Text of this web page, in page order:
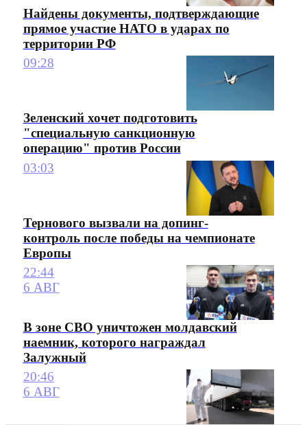
Найдены документы, подтверждающие
прямое участие НАТО в ударах по
территории РФ
09:28
Зеленский хочет подготовить
"специальную санкционную
операцию" против России
03:03
Тернового вызвали на допинг-
контроль после победы на чемпионате
Европы
22:44
6 АВГ
В зоне СВО уничтожен молдавский
наемник, которого награждал
Залужный
20:46
6 АВГ